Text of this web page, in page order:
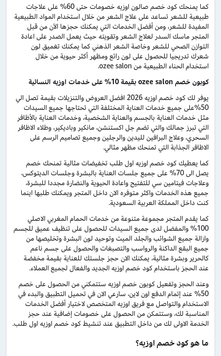
كما يمنحك كود خصم صالون اوزيه خصومات حتى 60% على علاجات
طبيعية للشعر تساعد على علاج الشعر من خلال استخدام المواد الطبيعية
المفيدة للشعر، ومن أفضل الخدمات التي يمكنك حجزها الآن من قبل
المتجر ماسك السدر لعلاج الشعر وتقويته حيث يعمل الصدر على اعادة
التوازن الصحي للشعر وخاصة الشعر الذهني كما يمكنك تغميق لون
شعرك تدريجيا للحصول على لون رائع ومظهر أكثر حيوية من خلال
استخدام الحناء الطبيعية من ozee salon.
كوبون خصم ozee salon بقيمة 10% على خدمات اوزيه النسائية
يوفر لك كود خصم اوزيه 2026 افضل العروض والتنزيلات بقيمة تصل الي
50%على جميع خدمات العناية المختلفة التي تحتاجها جميع السيدات
مثل خدمات العناية بالجسم والعناية الشخصية، وخدمات العناية بالأظافر
التي تبرز جمالك والتي تضم جل اكستنشن، مانكير وباديكير، وطلاء الاظافر
السحري، وعلاج البرافين لليدين والرجلين وجميع تصاميم الرسم على
الاظافر الجذابة التي تمنحك مظهر مثالي.
كما يعطيك كود خصم اوزيه اول طلب تخفيضات مثالية تمنحك خصم
يصل الى 70% على جميع جلسات العناية بالبشرة وجلسات الديتوكس،
وعلاجات فيتامين سي للتفتيح واعادة الحيوية والنضارة مجددا للبشرة،
جميع هذه الخدمات واكثر متوفره الان داخل المتجر ويمكنك طلبها اينما
كنت داخل المملكة العربية السعودية.
كما يقدم المتجر مجموعة متنوعة من خدمات الحمام المغربي الاصلي
100% والمفضل لدى جميع السيدات للحصول على تنظيف عميق للجسم
وازالة جميع الشوائب والجلد الميت وتوحيد لون البشرة وتخليصها من
جميع البقع الداكنة والرواسب والتصبغات والحصول على جسم ناعم
كالحرير وبشرة مثالية، يمكنك الان حجز جلستك للعناية بقيمة مخفضة
عند الحجز باستخدام كود خصم اوزيه الجديد والفعال لجميع العملاء.
وعند الحجز وتفعيل كوبون خصم اوزيه ستتمكني من الحصول على خصم
50% عند إتمام الدفع اون لاين، سارعي الان في تحميل التطبيق والبدء في
الاستخدام والتواصل مع فريق اوزيه المتخصص لاختيار أفضل الخدمات
المناسبة لك، وستتمكن من الحصول على خصومات إضافية عند حجز
الخدمة الاولى لك من داخل التطبيق عند تنشيط كود خصم اوزيه اول طلب.
ما هو كود خصم اوزيه؟